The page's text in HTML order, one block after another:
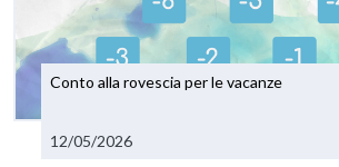
Conto alla rovescia per le vacanze
12/05/2026